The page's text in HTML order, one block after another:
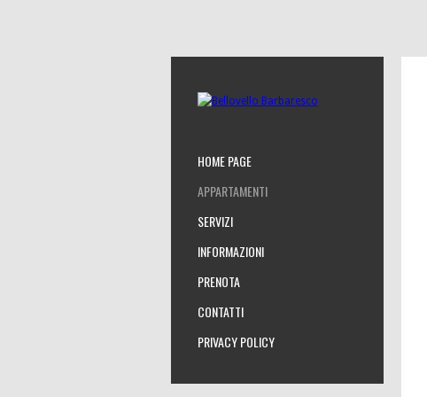
HOME PAGE
APPARTAMENTI
SERVIZI
INFORMAZIONI
PRENOTA
CONTATTI
PRIVACY POLICY